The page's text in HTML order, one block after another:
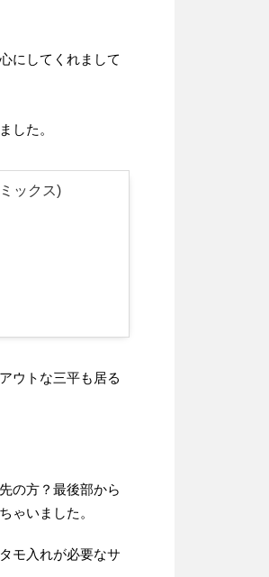
にしてくれまして
した。
ックス)
ウトな三平も居る
の方？最後部から
ゃいました。
モ入れが必要なサ